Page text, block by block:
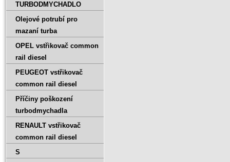
TURBODMYCHADLO
Olejové potrubí pro
mazaní turba
OPEL vstřikovač common
rail diesel
PEUGEOT vstřikovač
common rail diesel
Příčiny poškození
turbodmychadla
RENAULT vstřikovač
common rail diesel
S